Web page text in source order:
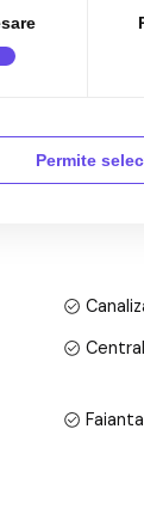
cu 2
utila de 39
Faianta
Permite